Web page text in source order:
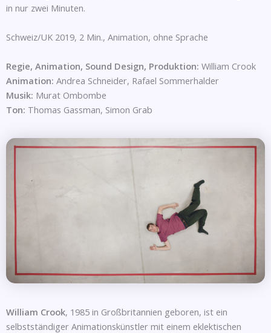
in nur zwei Minuten.
Schweiz/UK 2019, 2 Min., Animation, ohne Sprache
Regie, Animation, Sound Design, Produktion: William Crook
Animation: Andrea Schneider, Rafael Sommerhalder
Musik: Murat Ombombe
Ton: Thomas Gassman, Simon Grab
William Crook, 1985 in Großbritannien geboren, ist ein
selbstständiger Animationskünstler mit einem eklektischen